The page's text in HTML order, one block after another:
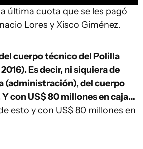
última cuota que se les pagó
Lores y Xisco Giménez.
cuerpo técnico del Polilla
Es decir, ni siquiera de
(administración), del cuerpo
con US$ 80 millones en caja…
esto y con US$ 80 millones en